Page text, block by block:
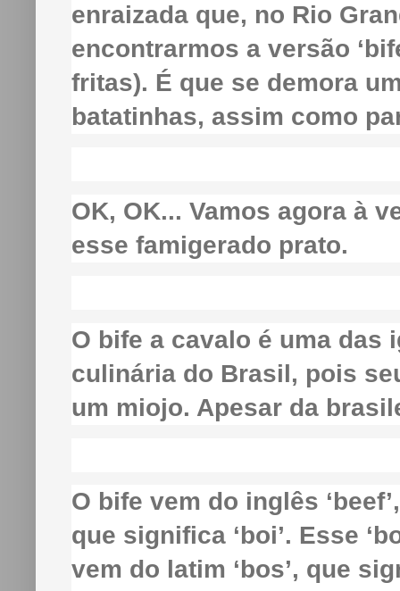
enraizada que, no Rio
encontrarmos a versão
fritas). É que se demora
batatinhas, assim como
OK, OK... Vamos agora à
esse famigerado prato.
O bife a cavalo é uma
culinária do Brasil, pois
um miojo. Apesar da
O bife vem do inglês
que significa ‘boi’. Esse
vem do latim ‘bos’, que